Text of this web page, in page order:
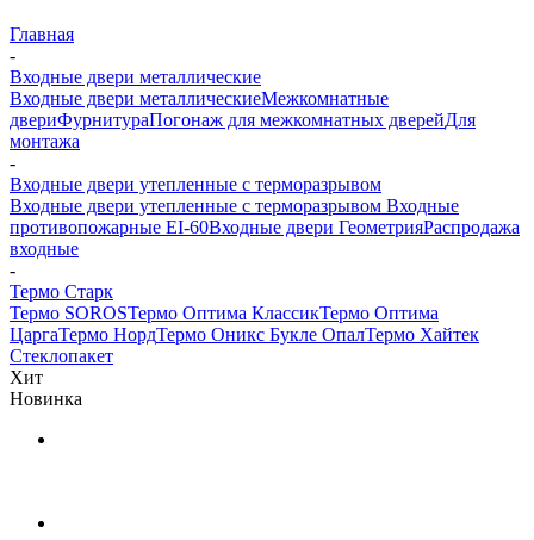
Главная
-
Входные двери металлические
Входные двери металлическиеМежкомнатные
двериФурнитураПогонаж для межкомнатных дверейДля
монтажа
-
Входные двери утепленные с терморазрывом
Входные двери утепленные с терморазрывом Входные
противопожарные EI-60Входные двери ГеометрияРаспродажа
входные
-
Термо Старк
Термо SOROSТермо Оптима КлассикТермо Оптима
ЦаргаТермо НордТермо Оникс Букле ОпалТермо Хайтек
Стеклопакет
Хит
Новинка